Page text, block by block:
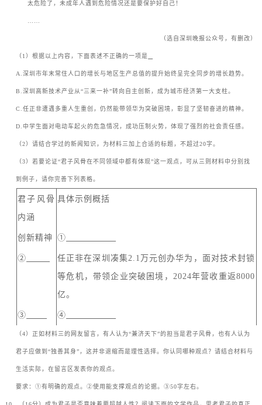
ㅤㅤ太危险了，未成年人遇到危险情况还是要保护好自己！
（选自深圳晚报公众号，有删改）
（ 1 ）根据以上内容，下面表述不正确的一项是
A.深圳市年末常住人口的增长与地区生产总值的提升始终呈完全同步的增长趋势。
B.深圳高新技术产业从“三来一补”转向自主创新，成为城市经济第一大支柱。
C.任正非遭遇多重人生重创，仍然能带领华为突破困境，彰显了坚韧奋进的精神。
D. 中学生面对电动车起火的危急情况，成功压制火势，体现了强烈的社会责任感。
（2）请结合学过的新闻知识，为材料三加上合适的标题，不超过20字。
（3）若要论证“君子风骨在不同领域中都有体现”这一观点，可从三则材料中分别找
到例子，请你完善下列表格。
君子风骨
内涵
具体示例概括
创新精神 ①
② 任正非在深圳凑集2.1 万元创办华为，面对技术封锁
等危机，带领企业突破困境， 2024年营收重返8000
亿。
③ ④
（4）正如材料三的网友留言，有人认为“兼济天下”的担当是君子风骨，也有人认为
君子应做到“独善其身”，这并非退缩而是理性选择。你认同哪种观点？请结合材料与
生活实际，在留言区发表你的观点。
要求：①有明确的观点。②使用能支撑观点的论据。③50字左右。